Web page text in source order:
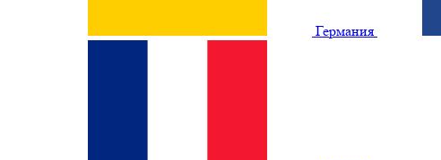
Германия